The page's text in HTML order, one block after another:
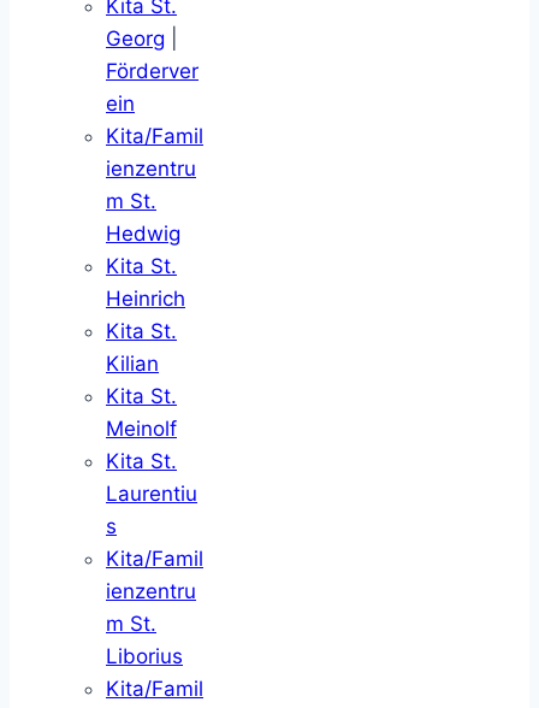
Kita St.
Georg
Förderver
ein
Kita/Famil
ienzentru
m St.
Hedwig
Kita St.
Heinrich
Kita St.
Kilian
Kita St.
Meinolf
Kita St.
Laurentiu
s
Kita/Famil
ienzentru
m St.
Liborius
Kita/Famil